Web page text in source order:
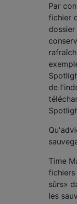
Par
fichier
de
Time
fichiers
sûrs»
les